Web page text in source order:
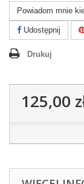
Powiadom mnie
Udostępnij
Drukuj
125,00